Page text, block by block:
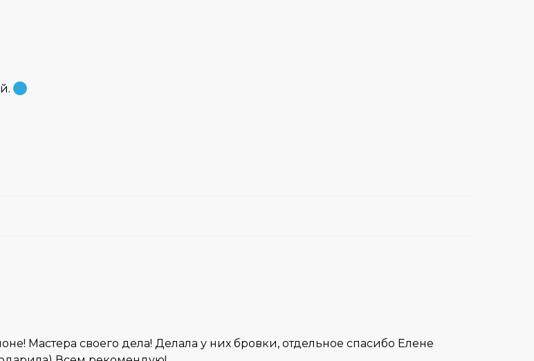
Мастера своего дела! Делала у них бровки, отдельное спасибо Елене